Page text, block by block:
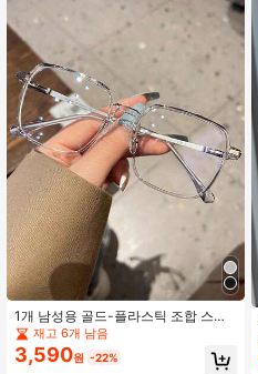
1개 남성용 골드-플라스틱 조합 스퀘
어 프레임 플러스 사이즈 일상 출퇴근
비즈니스 캐주얼, 모던 패션 젊은 얼굴
슬리밍 다용도 경량 플레인 렌즈 안경
재고 6개 남음
3,590원 -22%